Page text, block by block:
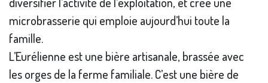
microbrasserie qui emploie aujourd’hui toute la
famille.
L’Eurélienne est une bière artisanale, brassée avec
les orges de la ferme familiale. C’est une bière de